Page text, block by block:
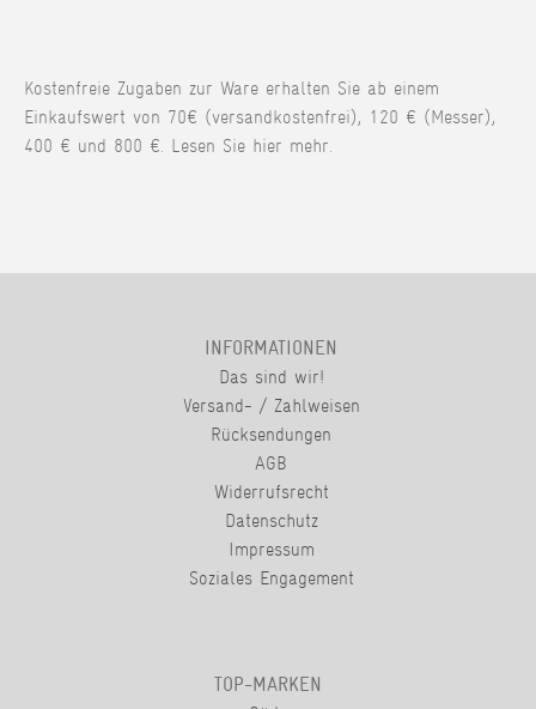
Kostenfreie Zugaben zur Ware erhalten Sie ab einem
Einkaufswert von 70€ (versandkostenfrei), 120 € (Messer),
400 € und 800 €. Lesen Sie hier mehr.
INFORMATIONEN
Das sind wir!
Versand- / Zahlweisen
Rücksendungen
AGB
Widerrufsrecht
Datenschutz
Impressum
Soziales Engagement
TOP-MARKEN